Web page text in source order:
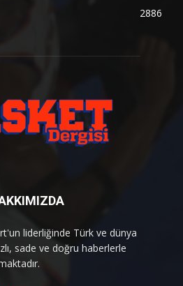
2886
liderliğinde Türk ve dünya
sade ve doğru haberlerle